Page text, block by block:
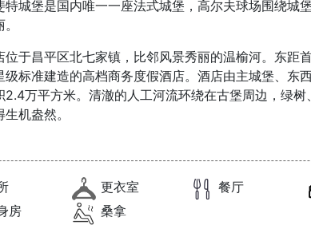
特城堡是国内唯一一座法式城堡，高尔夫球场围绕城
昌平区北七家镇，比邻风景秀丽的温榆河。东距
级标准建造的高档商务度假酒店。酒店由主城堡、东
2.4万平方米。清澈的人工河流环绕在古堡周边，绿
机盎然。
更衣室 餐厅
房
桑拿